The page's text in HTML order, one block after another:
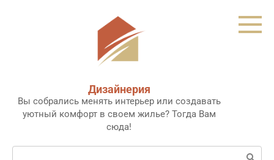
Дизайнерия
Вы собрались менять интерьер или создавать
уютный комфорт в своем жилье? Тогда Вам
сюда!
Поиск: